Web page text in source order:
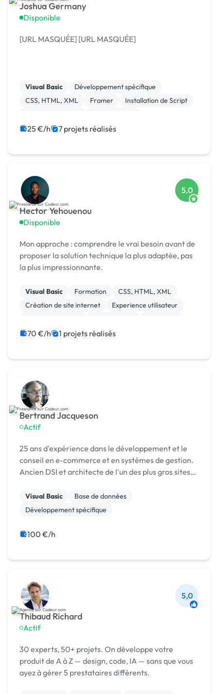
Joshua Germany
Disponible
[URL MASQUÉE] [URL MASQUÉE]
Visual Basic
Développement spécifique
CSS, HTML, XML
Framer
Installation de Script
Migration ou refonte de site
25 €/h 7 projets réalisés
Hector Yehouenou
Disponible
5,0
Mon approche : comprendre le vrai besoin avant de
proposer la solution technique la plus adaptée, pas
la plus impressionnante.
Visual Basic Formation
CSS, HTML, XML
Création de site internet
Experience utilisateur
Site clé en main
Big Data
70 €/h 1 projets réalisés
Bertrand Jacqueson
Actif
25 ans d'expérience dans le développement et le
conseil en e-commerce et en systèmes de gestion.
Ancien DSI et architecte de l'un des plus gros sites
nombreux sites e-commerce nécessitant des
développ...
Visual Basic
Base de données
Développement spécifique
100 €/h
Thibaud Richard
Actif
5,0
30 experts, 50+ projets. On développe votre
produit de A à Z — design, code, IA — sans que vous
ayez à gérer 5 prestataires différents.